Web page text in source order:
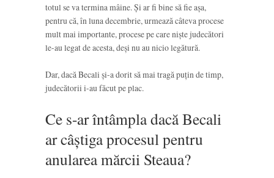
totul se va termina mâine. Și ar fi bine să fie așa,
pentru că, în luna decembrie, urmează câteva procese
mult mai importante, procese pe care niște judecători
le-au legat de acesta, deși nu au nicio legătură.
Dar, dacă Becali și-a dorit să mai tragă puțin de timp,
judecătorii i-au făcut pe plac.
Ce s-ar întâmpla dacă Becali
ar câștiga procesul pentru
anularea mărcii Steaua?